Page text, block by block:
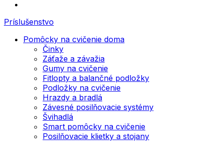
Príslušenstvo
Pomôcky na cvičenie doma
Činky
Záťaže a závažia
Gumy na cvičenie
Fitlopty a balančné podložky
Podložky na cvičenie
Hrazdy a bradlá
Závesné posilňovacie systémy
Švihadlá
Smart pomôcky na cvičenie
Posilňovacie klietky a stojany